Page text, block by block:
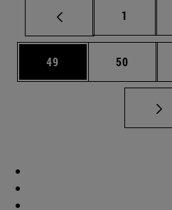
Página
1
Página
49 Página
50